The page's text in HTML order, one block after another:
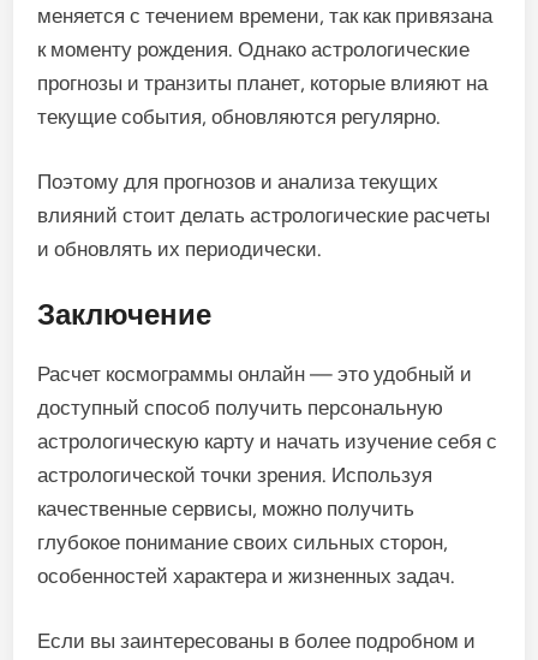
меняется с течением времени, так как привязана
к моменту рождения. Однако астрологические
прогнозы и транзиты планет, которые влияют на
текущие события, обновляются регулярно.
Поэтому для прогнозов и анализа текущих
влияний стоит делать астрологические расчеты
и обновлять их периодически.
Заключение
Расчет космограммы онлайн — это удобный и
доступный способ получить персональную
астрологическую карту и начать изучение себя с
астрологической точки зрения. Используя
качественные сервисы, можно получить
глубокое понимание своих сильных сторон,
особенностей характера и жизненных задач.
Если вы заинтересованы в более подробном и